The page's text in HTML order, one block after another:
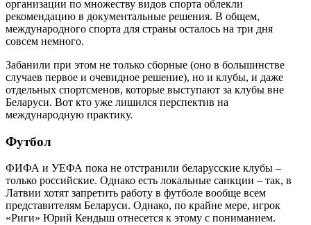
организации по множеству видов спорта облекли
рекомендацию в документальные решения. В общем,
международного спорта для страны осталось на три дня
совсем немного.
Забанили при этом не только сборные (оно в большинстве
случаев первое и очевидное решение), но и клубы, и даже
отдельных спортсменов, которые выступают за клубы вне
Беларуси. Вот кто уже лишился перспектив на
международную практику.
Футбол
ФИФА и УЕФА пока не отстранили беларусские клубы –
только российские. Однако есть локальные санкции – так, в
Латвии хотят запретить работу в футболе вообще всем
представителям Беларуси. Однако, по крайне мере, игрок
«Риги» Юрий Кендыш отнесется к этому с пониманием.